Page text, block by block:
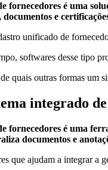
fornecedores é uma
e
unificado de
softwares desse tipo
quais outras formas um
integrado
fornecedores é uma
documentos e
que ajudam a integrar a